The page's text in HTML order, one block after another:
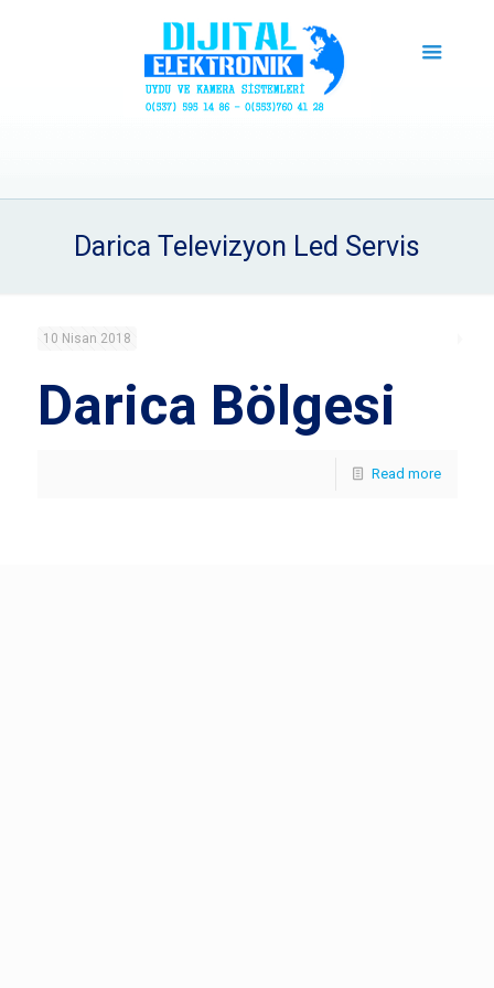
Darica Televizyon Led Servis
10 Nisan 2018
Darica Bölgesi
Read more